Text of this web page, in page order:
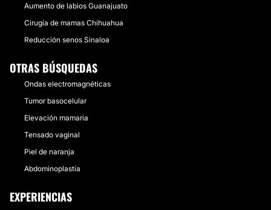
Aumento de labios Guanajuato
Cirugía de mamas Chihuahua
Reducción senos Sinaloa
OTRAS BÚSQUEDAS
Ondas electromagnéticas
Tumor basocelular
Elevación mamaria
Tensado vaginal
Piel de naranja
Abdominoplastia
EXPERIENCIAS